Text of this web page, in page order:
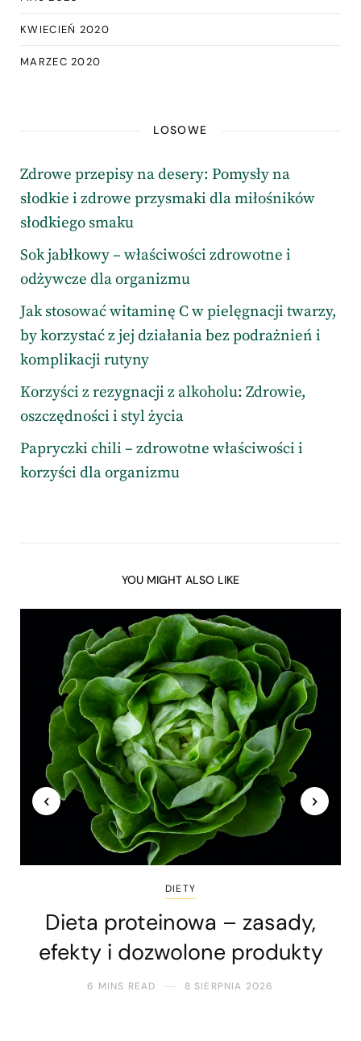
KWIECIEŃ 2020
MARZEC 2020
LOSOWE
Zdrowe przepisy na desery: Pomysły na
słodkie i zdrowe przysmaki dla miłośników
słodkiego smaku
Sok jabłkowy – właściwości zdrowotne i
odżywcze dla organizmu
Jak stosować witaminę C w pielęgnacji twarzy,
by korzystać z jej działania bez podrażnień i
komplikacji rutyny
Korzyści z rezygnacji z alkoholu: Zdrowie,
oszczędności i styl życia
Papryczki chili – zdrowotne właściwości i
korzyści dla organizmu
YOU MIGHT ALSO LIKE
DIETY
Dieta proteinowa – zasady,
efekty i dozwolone produkty
6 MINS READ 8 SIERPNIA 2026